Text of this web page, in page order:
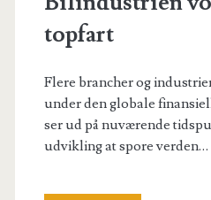
B</span>
topfart
Flere brancher og
under den globale
ser ud på nuværende
udvikling at spore verden…